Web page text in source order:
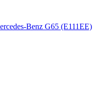
Benz G65 (E111EE)